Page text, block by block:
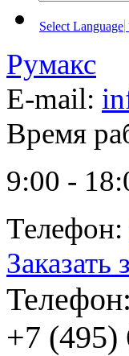
Select Language
Румакс
E-mail:
Время
9:00 -
Телефон:
Заказать
Телефон:
+7 (495)